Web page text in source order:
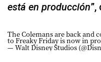
está en producción
The Colemans are back and
to Freaky Friday is now in
— Walt Disney Studios